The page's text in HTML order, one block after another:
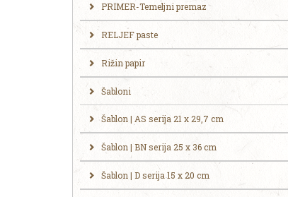
PRIMER-Temeljni premaz
RELJEF paste
Rižin papir
Šabloni
Šablon | AS serija 21 x 29,7 cm
Šablon | BN serija 25 x 36 cm
Šablon | D serija 15 x 20 cm